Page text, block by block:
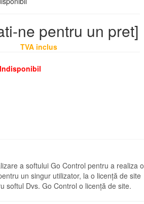
ne pentru un pret]
TVA inclus
Indisponibil
a softului Go Control pentru a realiza o
un singur utilizator, la o licență de site
softul Dvs. Go Control o licență de site.